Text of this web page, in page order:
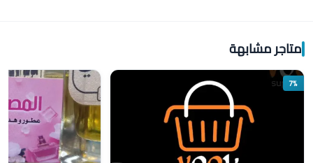
متاجر مشابهة
7%